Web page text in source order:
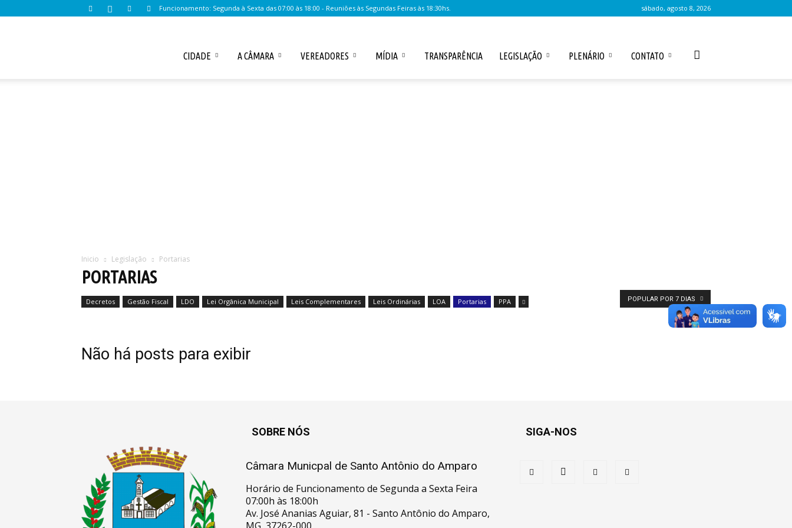
Funcionamento: Segunda à Sexta das 07:00 às 18:00 - Reuniões às Segundas Feiras às 18:30hs. sábado, agosto 8, 2026
Antônio
do
CIDADE A CÂMARA VEREADORES MÍDIA TRANSPARÊNCIA LEGISLAÇÃO PLENÁRIO CONTATO
Inicio Legislação Portarias
PORTARIAS
Decretos Gestão Fiscal LDO Lei Orgânica Municipal Leis Complementares Leis Ordinárias LOA Portarias PPA POPULAR POR 7 DIAS
Não há posts para exibir
SOBRE NÓS
Câmara Municpal de Santo Antônio do Amparo
Horário de Funcionamento de Segunda a Sexta Feira
07:00h às 18:00h
Av. José Ananias Aguiar, 81 - Santo Antônio do Amparo,
SIGA-NOS